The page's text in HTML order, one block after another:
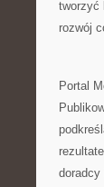
tworzyć
rozwój
Portal
doradcy